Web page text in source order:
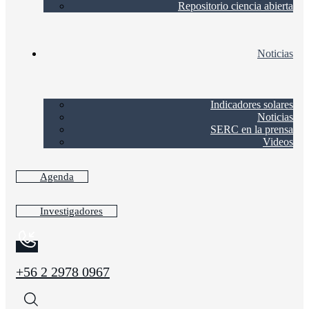
Repositorio ciencia abierta
Noticias
Indicadores solares
Noticias
SERC en la prensa
Videos
Agenda
Investigadores
+56 2 2978 0967